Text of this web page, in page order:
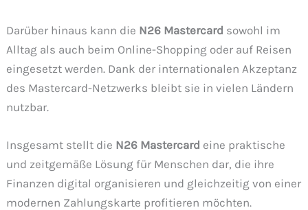
Darüber hinaus kann die N26 Mastercard sowohl im
Alltag als auch beim Online-Shopping oder auf Reisen
eingesetzt werden. Dank der internationalen Akzeptanz
des Mastercard-Netzwerks bleibt sie in vielen Ländern
nutzbar.
Insgesamt stellt die N26 Mastercard eine praktische
und zeitgemäße Lösung für Menschen dar, die ihre
Finanzen digital organisieren und gleichzeitig von einer
modernen Zahlungskarte profitieren möchten.